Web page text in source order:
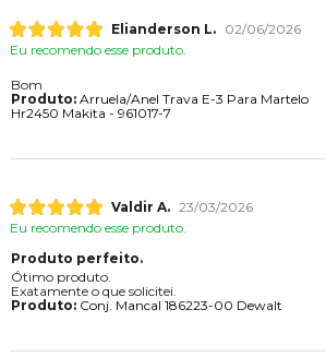
Elianderson L.
02/06/2026
Eu recomendo esse produto.
Bom
Produto:Arruela/Anel Trava E-3 Para Martelo
Hr2450 Makita - 961017-7
Valdir A. 23/03/2026
Eu recomendo esse produto.
Produto perfeito.
Ótimo produto.
Exatamente o que solicitei.
Produto:Conj. Mancal 186223-00 Dewalt